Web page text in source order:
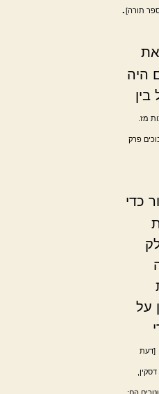
ספר תורה] .
היה
מז.
פרק
כדי
על
[דעת